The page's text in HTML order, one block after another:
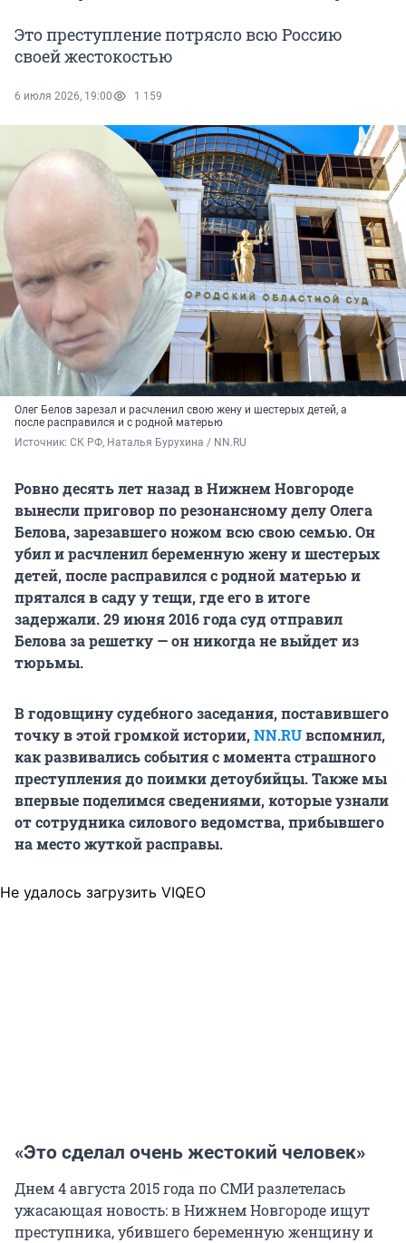
Это преступление потрясло всю Россию
своей жестокостью
6 июля 2026, 19:00 1 159
Олег Белов зарезал и расчленил свою жену и шестерых детей, а
после расправился и с родной матерью
Источник: СК РФ, Наталья Бурухина / NN.RU
Ровно десять лет назад в Нижнем Новгороде
вынесли приговор по резонансному делу Олега
Белова, зарезавшего ножом всю свою семью. Он
убил и расчленил беременную жену и шестерых
детей, после расправился с родной матерью и
прятался в саду у тещи, где его в итоге
задержали. 29 июня 2016 года суд отправил
Белова за решетку — он никогда не выйдет из
тюрьмы.
В годовщину судебного заседания, поставившего
точку в этой громкой истории,NN.RUвспомнил,
как развивались события с момента страшного
преступления до поимки детоубийцы. Также мы
впервые поделимся сведениями, которые узнали
от сотрудника силового ведомства, прибывшего
на место жуткой расправы.
Не удалось загрузить VIQEO
«Это сделал очень жестокий человек»
Днем 4 августа 2015 года по СМИ разлетелась
ужасающая новость: в Нижнем Новгороде ищут
преступника, убившего беременную женщину и